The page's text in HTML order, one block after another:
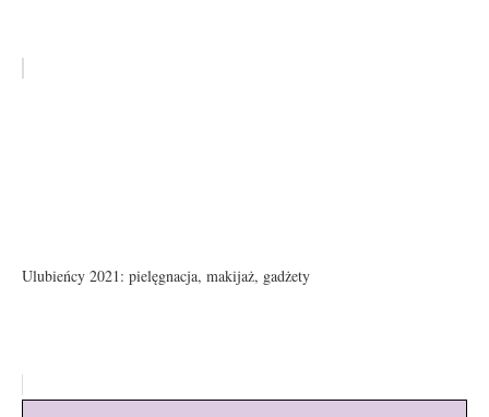
Ulubieńcy 2021: pielęgnacja, makijaż, gadżety